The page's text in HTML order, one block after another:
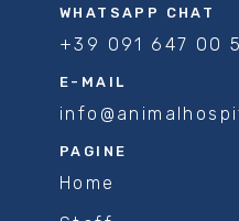
WHATSAPP CHAT
+39 091 647 00
E-MAIL
PAGINE
Home